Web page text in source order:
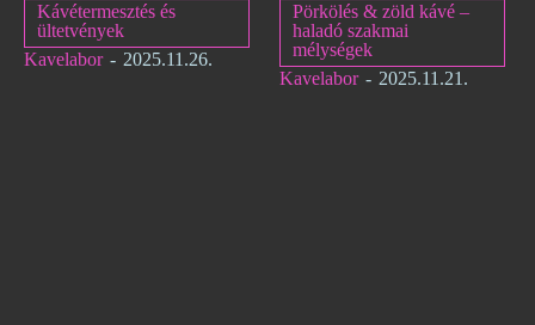
Kávétermesztés és
ültetvények
Kavelabor - 2025.11.26.
Pörkölés & zöld kávé –
haladó szakmai
mélységek
Kavelabor - 2025.11.21.